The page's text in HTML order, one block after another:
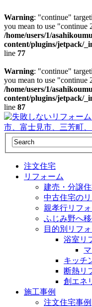
Warning: "continue"
you mean to use "continue
/home/users/1/
content/plugins/jetpack/
line 77
Warning: "continue"
you mean to use "continue
/home/users/1/
content/plugins/jetpack/
line 87
注文住宅
リフォーム
建売・分譲
中古住宅の
親孝行リフ
ふじみ野へ
目的別リフ
浴室リ
キッチ
断熱リ
創エネ
施工事例
注文住宅事例